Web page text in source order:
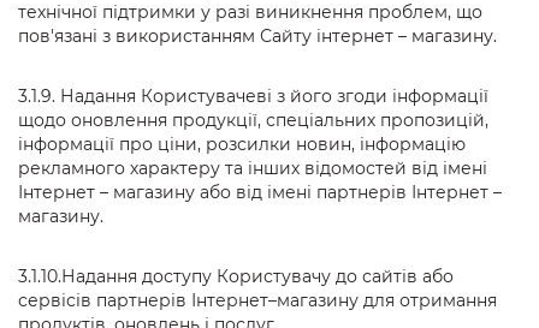
технічної підтримки у разі виникнення проблем, що
пов'язані з використанням Сайту інтернет – магазину.
3.1.9. Надання Користувачеві з його згоди інформації
щодо оновлення продукції, спеціальних пропозицій,
інформації про ціни, розсилки новин, інформацію
рекламного характеру та інших відомостей від імені
Інтернет – магазину або від імені партнерів Інтернет –
магазину.
3.1.10.Надання доступу Користувачу до сайтів або
сервісів партнерів Інтернет–магазину для отримання